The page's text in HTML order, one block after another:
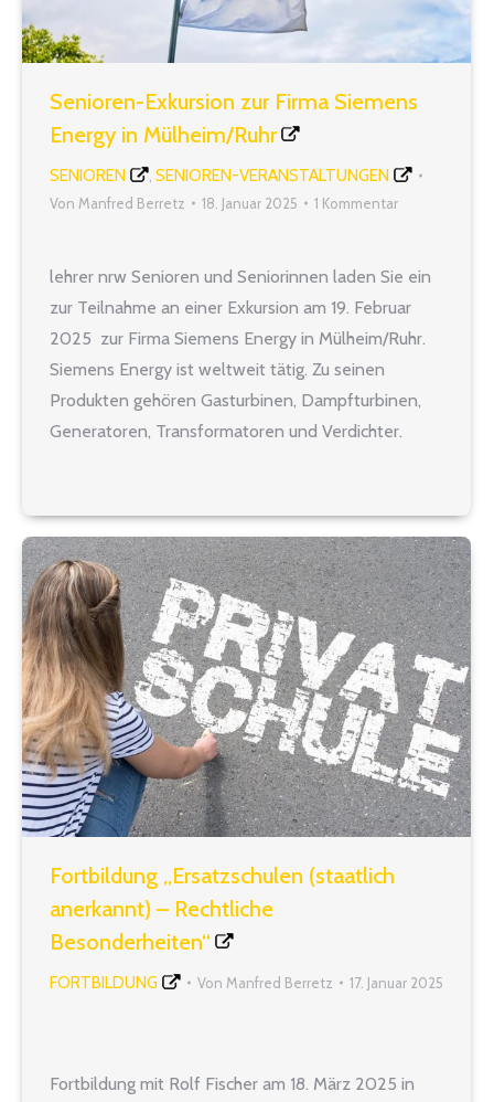
Senioren-Exkursion zur Firma Siemens
Energy in Mülheim/Ruhr
SENIOREN SENIOREN-VERANSTALTUNGEN
Von Manfred Berretz 18. Januar 2025 1 Kommentar
lehrer nrw Senioren und Seniorinnen laden Sie ein
zur Teilnahme an einer Exkursion am 19. Februar
2025 zur Firma Siemens Energy in Mülheim/Ruhr.
Siemens Energy ist weltweit tätig. Zu seinen
Produkten gehören Gasturbinen, Dampfturbinen,
Generatoren, Transformatoren und Verdichter.
und interessante Führung wird…
Fortbildung „Ersatzschulen (staatlich
anerkannt) – Rechtliche
Besonderheiten“
FORTBILDUNG Von Manfred Berretz 17. Januar 2025
Fortbildung mit Rolf Fischer am 18. März 2025 in